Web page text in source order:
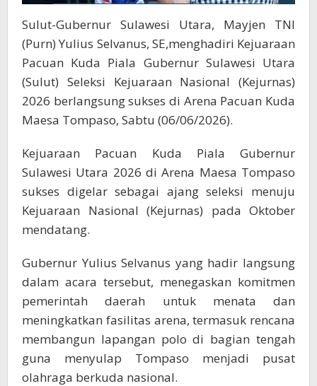
Sulut-Gubernur Sulawesi Utara, Mayjen TNI
(Purn) Yulius Selvanus, SE,menghadiri Kejuaraan
Pacuan Kuda Piala Gubernur Sulawesi Utara
(Sulut) Seleksi Kejuaraan Nasional (Kejurnas)
2026 berlangsung sukses di Arena Pacuan Kuda
Maesa Tompaso, Sabtu (06/06/2026).
Kejuaraan Pacuan Kuda Piala Gubernur
Sulawesi Utara 2026 di Arena Maesa Tompaso
sukses digelar sebagai ajang seleksi menuju
Kejuaraan Nasional (Kejurnas) pada Oktober
mendatang.
Gubernur Yulius Selvanus yang hadir langsung
dalam acara tersebut, menegaskan komitmen
pemerintah daerah untuk menata dan
meningkatkan fasilitas arena, termasuk rencana
membangun lapangan polo di bagian tengah
guna menyulap Tompaso menjadi pusat
olahraga berkuda nasional.